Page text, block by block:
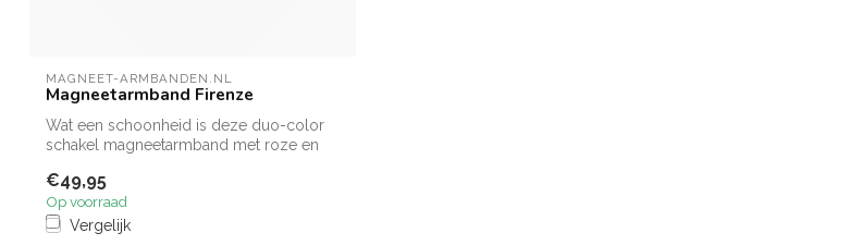
MAGNEET-ARMBANDEN.NL
Magneetarmband Firenze
Wat een schoonheid is deze duo-color
schakel magneetarmband met roze en
€49,95
Op voorraad
Vergelijk